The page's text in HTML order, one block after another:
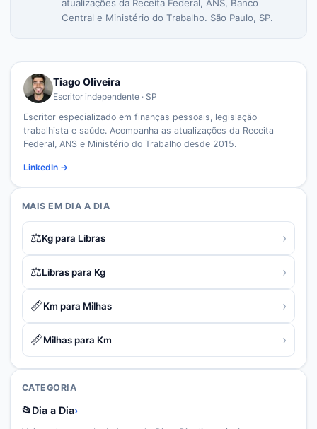
atualizações da Receita Federal, ANS, Banco
Central e Ministério do Trabalho. São Paulo, SP.
Tiago Oliveira
Escritor independente · SP
Escritor especializado em finanças pessoais, legislação
trabalhista e saúde. Acompanha as atualizações da Receita
Federal, ANS e Ministério do Trabalho desde 2015.
LinkedIn →
MAIS EM DIA A DIA
⚖️Kg para Libras ›
⚖️Libras para Kg ›
📏Km para Milhas ›
📏Milhas para Km ›
CATEGORIA
📂Dia a Dia›